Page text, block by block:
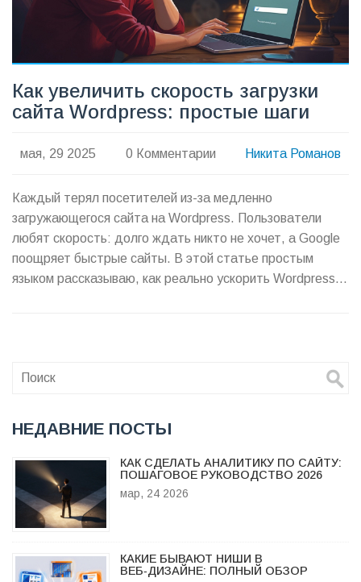
Как увеличить скорость загрузки
сайта Wordpress: простые шаги
мая, 29 2025 0 Комментарии Никита Романов
Каждый терял посетителей из-за медленно
загружающегося сайта на Wordpress. Пользователи
любят скорость: долго ждать никто не хочет, а Google
поощряет быстрые сайты. В этой статье простым
языком рассказываю, как реально ускорить Wordpress:
НЕДАВНИЕ ПОСТЫ
КАК СДЕЛАТЬ АНАЛИТИКУ ПО САЙТУ:
ПОШАГОВОЕ РУКОВОДСТВО 2026
мар, 24 2026
КАКИЕ БЫВАЮТ НИШИ В
ВЕБ‑ДИЗАЙНЕ: ПОЛНЫЙ ОБЗОР